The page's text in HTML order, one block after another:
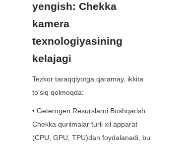
yengish: Chekka
kamera
texnologiyasining
kelajagi
Tezkor taraqqiyotga qaramay, ikkita
to'siq qolmoqda:
• Geterogen Resurslarni Boshqarish:
Chekka qurilmalar turli xil apparat
(CPU, GPU, TPU)dan foydalanadi, bu